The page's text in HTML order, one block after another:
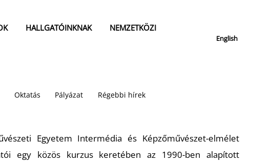
HALLGATÓINKNAK
NEMZETKÖZI
English
Oktatás Pályázat Régebbi hírek
Egyetem Intermédia és Képzőművészet-elmélet
egy közös kurzus keretében az 1990-ben alapított